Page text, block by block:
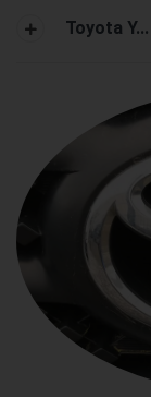
Toyota Y...